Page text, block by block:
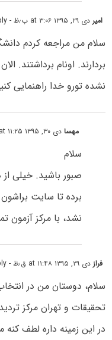
امیردی ۲۹, ۱۳۹۵ at ۳:۰۶ ب٫ظ - Reply
سلام من مراجعه کردم
نشده تورو خدا راهنمایی
مهسادی ۳۰, ۱۳۹۵ at ۱۱:۲۵ ق٫ظ
سلام
نشد، با مرکز آزمون
فرازدی ۲۹, ۱۳۹۵ at ۱۱:۴۸ ق٫ظ - Reply
سلام، دوستان من در
تحقیقات و تهران مرکز
در این زمینه داره لطف کنه